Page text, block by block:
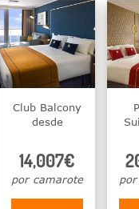
Club Balcony
desde
14,007€
por camarote